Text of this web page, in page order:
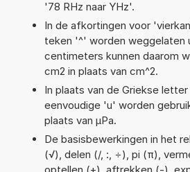
'78 RHz naar YHz'.
In de afkortingen voor
teken '^' worden weggelaten
centimeters kunnen daarom
cm2 in plaats van cm^2.
In plaats van de Griekse
eenvoudige 'u' worden
plaats van µPa.
De basisbewerkingen in het
(√), delen (/, :, ÷), pi (π),
optellen (+), aftrekken (-),